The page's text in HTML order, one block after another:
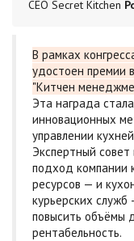
CEO Secret Kitchen
В рамках
удостоен премии
"Китчен
Эта награда
инновационных
управлении
Экспертный совет
подход компании
ресурсов — и
курьерских служб
повысить объёмы
рентабельность.